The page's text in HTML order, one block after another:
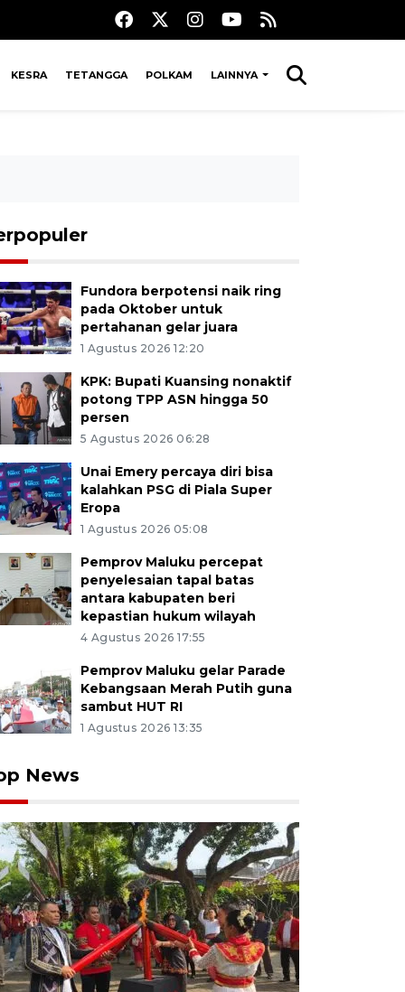
KESRA TETANGGA POLKAM LAINNYA
Fundora berpotensi naik ring
pada Oktober untuk
pertahanan gelar juara
1 Agustus 2026 12:20
KPK: Bupati Kuansing nonaktif
potong TPP ASN hingga 50
persen
5 Agustus 2026 06:28
Unai Emery percaya diri bisa
kalahkan PSG di Piala Super
Eropa
1 Agustus 2026 05:08
Pemprov Maluku percepat
penyelesaian tapal batas
antara kabupaten beri
kepastian hukum wilayah
4 Agustus 2026 17:55
Pemprov Maluku gelar Parade
Kebangsaan Merah Putih guna
sambut HUT RI
1 Agustus 2026 13:35
News